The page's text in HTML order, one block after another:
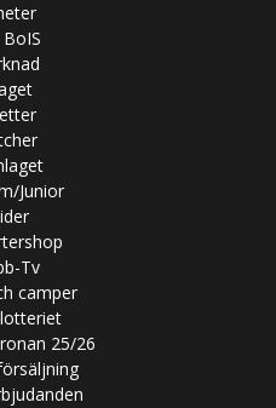
Junior
Tv
camper
25/26